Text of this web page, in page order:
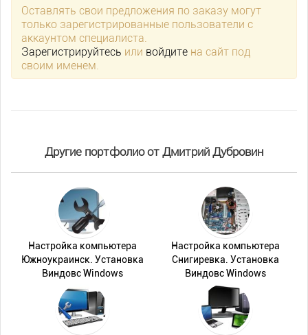
Оставлять свои предложения по заказу могут
только зарегистрированные пользователи с
аккаунтом специалиста.
Зарегистрируйтесь или войдите на сайт под
своим именем.
Другие портфолио от Дмитрий Дубровин
Настройка компьютера
Южноукраинск. Установка
Виндовс Windows
Настройка компьютера
Снигиревка. Установка
Виндовс Windows